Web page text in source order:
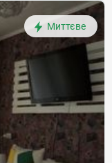
Миттєве